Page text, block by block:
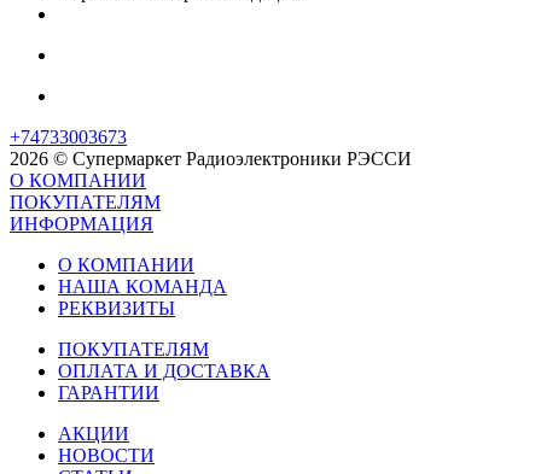
+74733003673
2026 © Супермаркет Радиоэлектроники РЭССИ
О КОМПАНИИ
ПОКУПАТЕЛЯМ
ИНФОРМАЦИЯ
О КОМПАНИИ
НАША КОМАНДА
РЕКВИЗИТЫ
ПОКУПАТЕЛЯМ
ОПЛАТА И ДОСТАВКА
ГАРАНТИИ
АКЦИИ
НОВОСТИ